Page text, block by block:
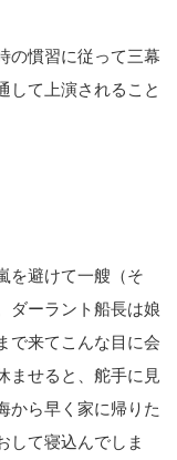
の慣習に従って三幕
して上演されること
を避けて一艘（そ
ダーラント船長は娘
で来てこんな目に会
ませると、舵手に見
から早く家に帰りた
して寝込んでしま